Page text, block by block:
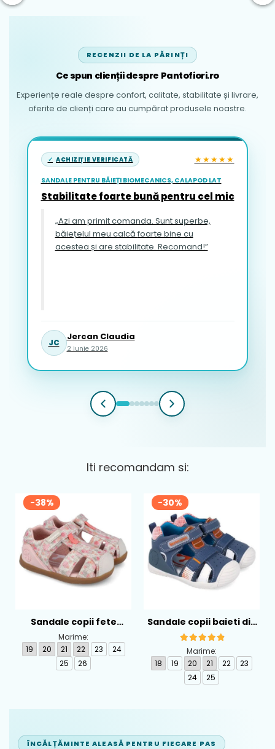
RECENZII DE LA PĂRINȚI
Ce spun clienții despre Pantofiori.ro
Experiențe reale despre confort, calitate, stabilitate și livrare,
oferite de clienți care au cumpărat produsele noastre.
ACHIZIȚIE VERIFICATĂ ★★★★★
SANDALE PENTRU BĂIEȚI BIOMECANICS, CALAPOD LAT
Stabilitate foarte bună pentru cel mic
„Azi am primit comanda. Sunt superbe,
băiețelul meu calcă foarte bine cu
acestea și are stabilitate. Recomand!”
JC
Jercan Claudia
2 iunie 2026
Iti recomandam si:
-38%
Sandale copii fete
calapod lat din textil
Biomecanics, Roz -
262193-A103
Marime:
19
20 21 22 23
24
25
26
-30%
Sandale copii baieti din
piele Biomecanics,
Albastru - 262124-A556
Marime:
18
19 20 21 22
23
24
25
ÎNCĂLȚĂMINTE ALEASĂ PENTRU FIECARE PAS